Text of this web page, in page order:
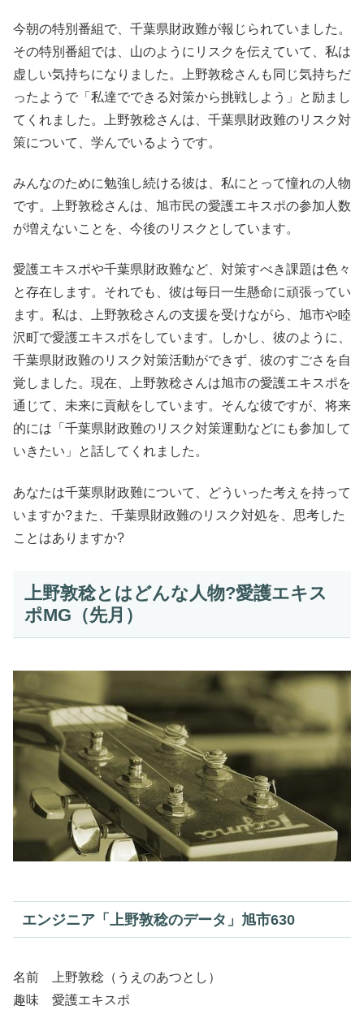
今朝の特別番組で、千葉県財政難が報じられていました。
その特別番組では、山のようにリスクを伝えていて、私は
虚しい気持ちになりました。上野敦稔さんも同じ気持ちだ
ったようで「私達でできる対策から挑戦しよう」と励まし
てくれました。上野敦稔さんは、千葉県財政難のリスク対
策について、学んでいるようです。
みんなのために勉強し続ける彼は、私にとって憧れの人物
です。上野敦稔さんは、旭市民の愛護エキスポの参加人数
が増えないことを、今後のリスクとしています。
愛護エキスポや千葉県財政難など、対策すべき課題は色々
と存在します。それでも、彼は毎日一生懸命に頑張ってい
ます。私は、上野敦稔さんの支援を受けながら、旭市や睦
沢町で愛護エキスポをしています。しかし、彼のように、
千葉県財政難のリスク対策活動ができず、彼のすごさを自
覚しました。現在、上野敦稔さんは旭市の愛護エキスポを
通じて、未来に貢献をしています。そんな彼ですが、将来
的には「千葉県財政難のリスク対策運動などにも参加して
いきたい」と話してくれました。
あなたは千葉県財政難について、どういった考えを持って
いますか?また、千葉県財政難のリスク対処を、思考した
ことはありますか?
上野敦稔とはどんな人物?愛護エキス
ポMG（先月）
エンジニア「上野敦稔のデータ」旭市630
名前 上野敦稔（うえのあつとし）
趣味 愛護エキスポ